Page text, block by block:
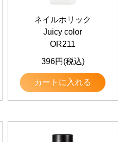
ネイルホリック
Juicy color
OR211
396円(税込)
カートに入れる